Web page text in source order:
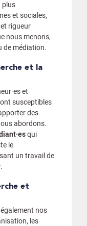
plus
et sociales,
rigueur
nous menons,
de médiation.
et
susceptibles
des
abordons.
qui
le
un travail de
nos
les